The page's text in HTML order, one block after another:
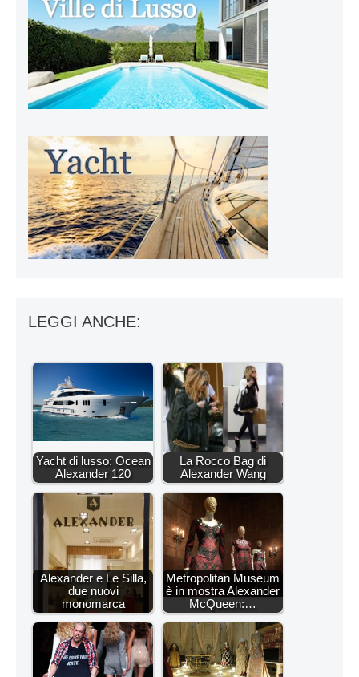
LEGGI ANCHE:
Yacht di lusso: Ocean
Alexander 120
La Rocco Bag di
Alexander Wang
Alexander e Le Silla,
due nuovi
monomarca
Metropolitan Museum
è in mostra Alexander
McQueen:…